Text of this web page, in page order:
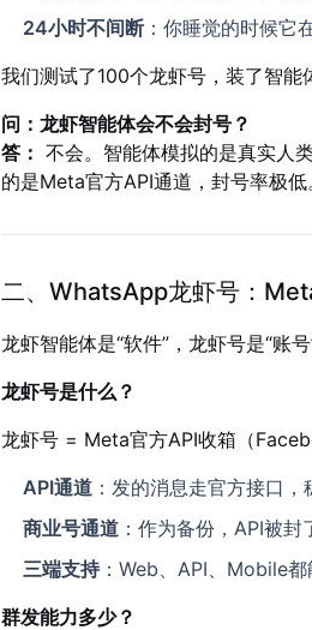
24小时不间断 ：你睡觉的时候它
我们测试了100个龙虾号，装了智能
问：龙虾智能体会不会封号？
答： 不会。智能体模拟的是真实人
的是Meta官方API通道，封号率极
二、WhatsApp龙虾号：
龙虾智能体是“软件”，龙虾号是“账
龙虾号是什么？
龙虾号 = Meta官方API收箱（
API通道 ：发的消息走官方接口，
商业号通道 ：作为备份，API被封
三端支持：Web、API、Mobile都
群发能力多少？